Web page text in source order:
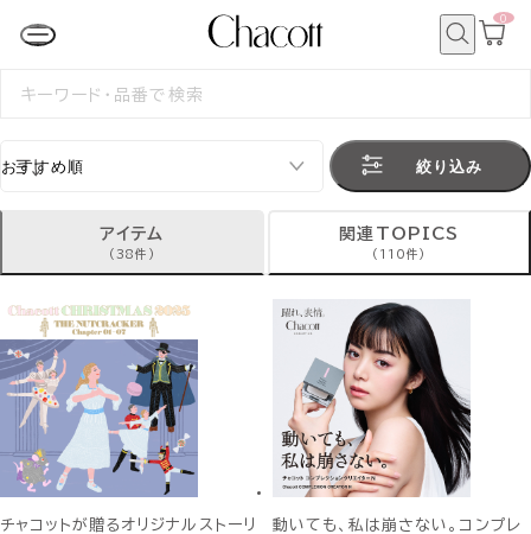
カ
0
検
絞り込み
アイテム
(38件)
関連TOPICS
(110件)
チャコットが贈るオリジナルストーリ
動いても、私は崩さない。コンプレ